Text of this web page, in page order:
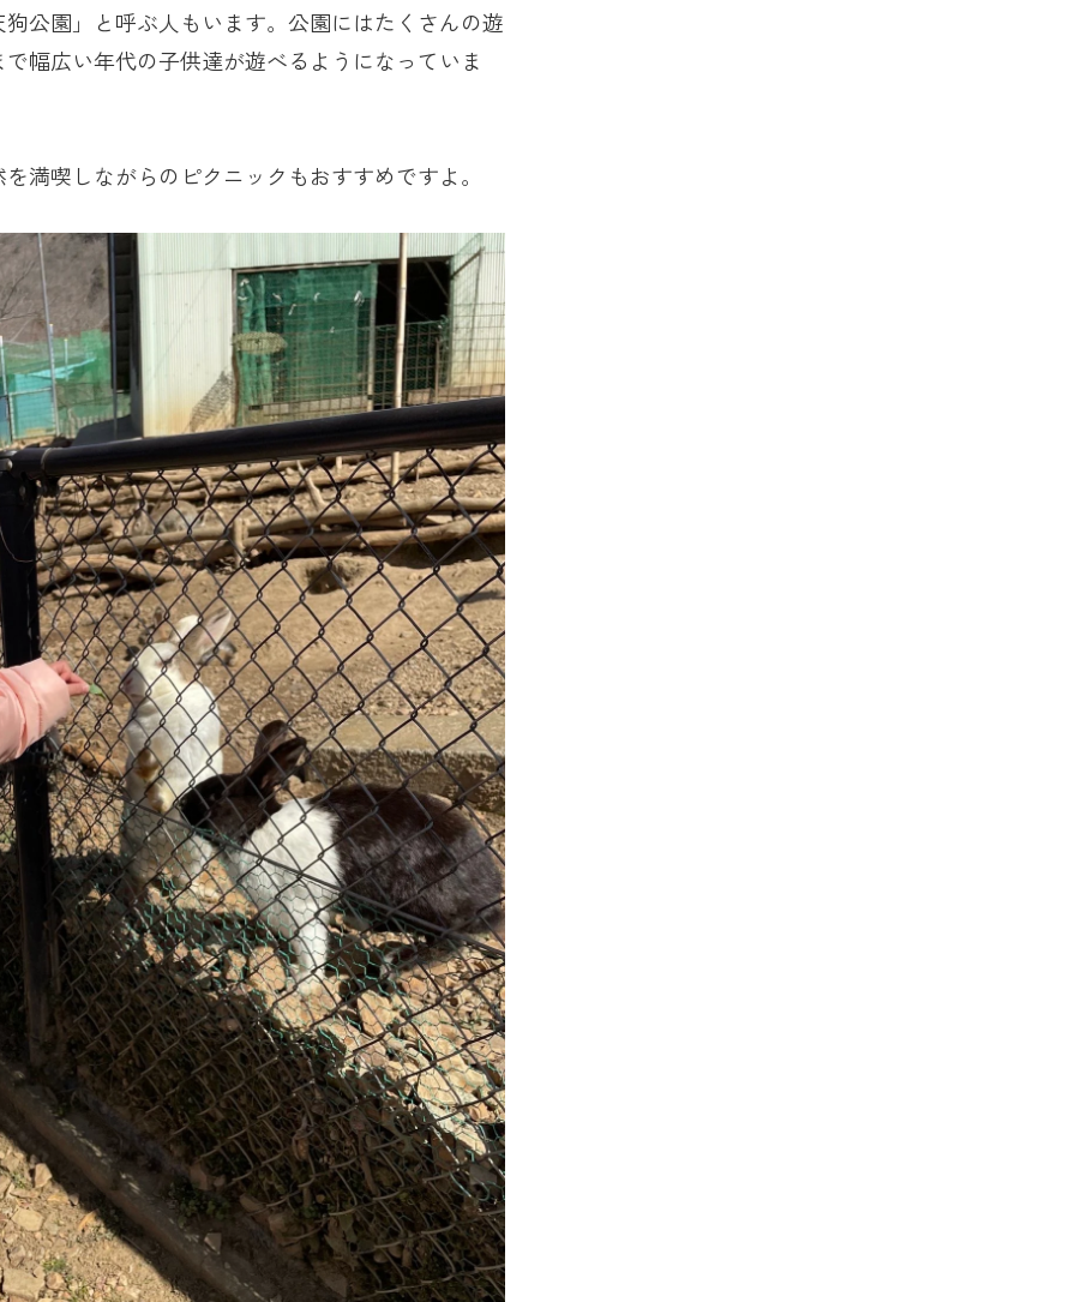
公園」と呼ぶ人もいます。公園にはたくさんの遊
幅広い年代の子供達が遊べるようになっていま
満喫しながらのピクニックもおすすめですよ。